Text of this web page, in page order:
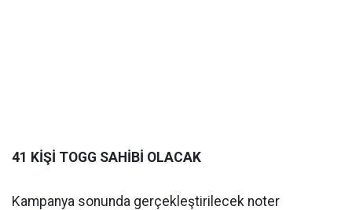
41 KİŞİ TOGG SAHİBİ OLACAK
Kampanya sonunda gerçekleştirilecek noter